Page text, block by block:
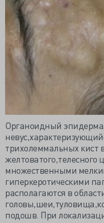
Органоидный
трихолеммальных кист
множественными
гиперкеротическими
располагаются в
подошв. При